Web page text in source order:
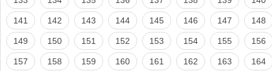
141 142 143 144 145 146 147 148
149 150 151 152 153 154 155 156
157 158 159 160 161 162 163 164